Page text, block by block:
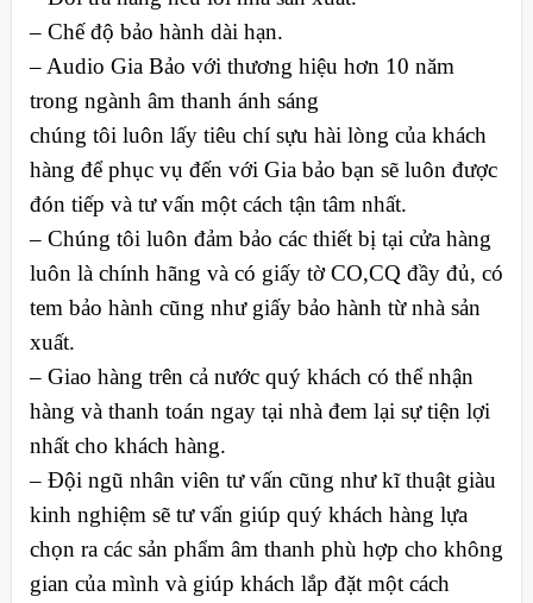
– Chế độ bảo hành dài hạn.
– Audio Gia Bảo với thương hiệu hơn 10 năm
trong ngành âm thanh ánh sáng
chúng tôi luôn lấy tiêu chí sựu hài lòng của khách
hàng để phục vụ đến với Gia bảo bạn sẽ luôn được
đón tiếp và tư vấn một cách tận tâm nhất.
– Chúng tôi luôn đảm bảo các thiết bị tại cửa hàng
luôn là chính hãng và có giấy tờ CO,CQ đầy đủ, có
tem bảo hành cũng như giấy bảo hành từ nhà sản
xuất.
– Giao hàng trên cả nước quý khách có thể nhận
hàng và thanh toán ngay tại nhà đem lại sự tiện lợi
nhất cho khách hàng.
– Đội ngũ nhân viên tư vấn cũng như kĩ thuật giàu
kinh nghiệm sẽ tư vấn giúp quý khách hàng lựa
chọn ra các sản phẩm âm thanh phù hợp cho không
gian của mình và giúp khách lắp đặt một cách